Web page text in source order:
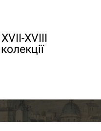
XVIII